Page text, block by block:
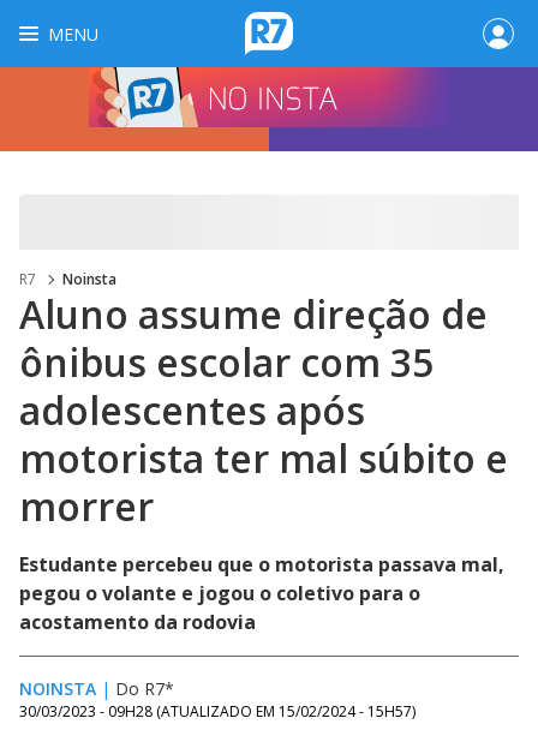
MENU
R7 Noinsta
Aluno assume direção de
ônibus escolar com 35
adolescentes após
motorista ter mal súbito e
morrer
Estudante percebeu que o motorista passava mal,
pegou o volante e jogou o coletivo para o
acostamento da rodovia
NOINSTA | Do R7*
30/03/2023 - 09H28 (ATUALIZADO EM 15/02/2024 - 15H57)